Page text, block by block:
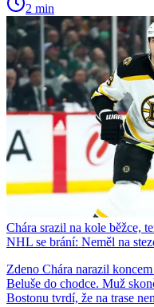
2 min
Chára srazil na kole běžce,
NHL se brání: Neměl na
Zdeno Chára narazil
Beluše do chodce. Muž
Bostonu tvrdí, že na trase